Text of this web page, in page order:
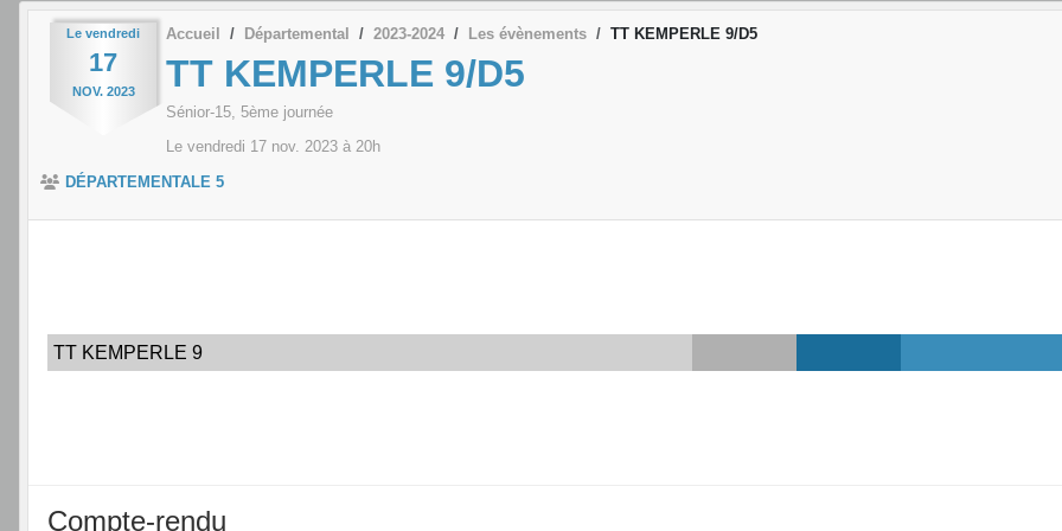
Le vendredi
17
NOV. 2023
Accueil Départemental 2023-2024 Les évènements TT KEMPERLE 9/D5
TT KEMPERLE 9/D5
Sénior-15, 5ème journée
Le vendredi 17 nov. 2023 à 20h
DÉPARTEMENTALE 5
TT KEMPERLE 9
Compte-rendu